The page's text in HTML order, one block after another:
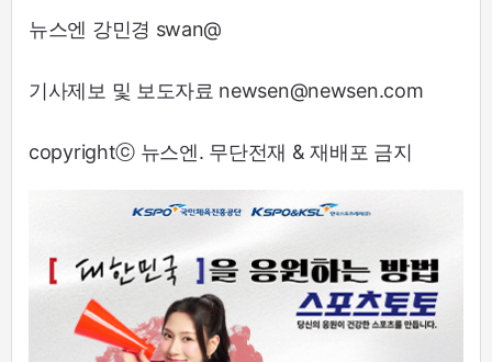
뉴스엔 강민경 swan@
기사제보 및 보도자료 newsen@newsen.com
copyrightⓒ 뉴스엔. 무단전재 & 재배포 금지